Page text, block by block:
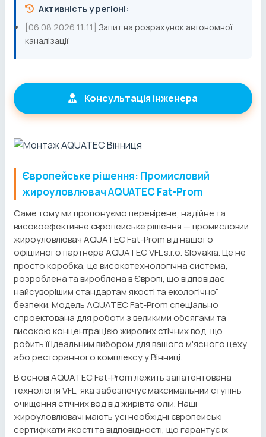
Активність у регіоні:
[06.08.2026 11:11] Запит на розрахунок автономної
каналізації
Консультація інженера
Європейське рішення: Промисловий
жироуловлювач AQUATEC Fat-Prom
Саме тому ми пропонуємо перевірене, надійне та
високоефективне європейське рішення — промисловий
жироуловлювач AQUATEC Fat-Prom від нашого
офіційного партнера AQUATEC VFL s.r.o. Slovakia. Це не
просто коробка, це високотехнологічна система,
розроблена та вироблена в Європі, що відповідає
найсуворішим стандартам якості та екологічної
безпеки. Модель AQUATEC Fat-Prom спеціально
спроектована для роботи з великими обсягами та
високою концентрацією жирових стічних вод, що
робить її ідеальним вибором для вашого м'ясного цеху
або ресторанного комплексу у Вінниці.
В основі AQUATEC Fat-Prom лежить запатентована
технологія VFL, яка забезпечує максимальний ступінь
очищення стічних вод від жирів та олій. Наші
жироуловлювачі мають усі необхідні європейські
сертифікати якості та відповідності, що гарантує їх